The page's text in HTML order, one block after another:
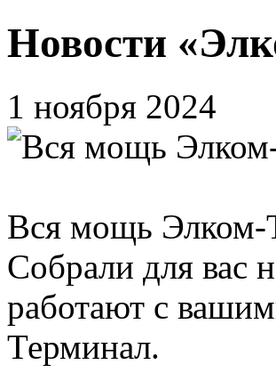
Новости
1 ноября 2024
Вся мощь Элком-
Собрали для вас
работают с
Терминал.